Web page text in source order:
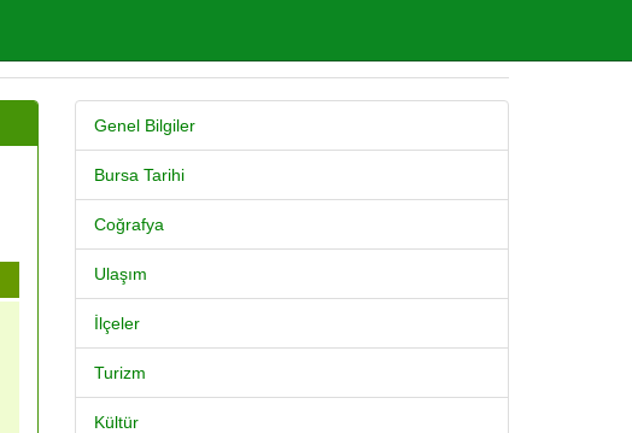
Genel Bilgiler
Bursa Tarihi
Coğrafya
Ulaşım
İlçeler
Turizm
Kültür